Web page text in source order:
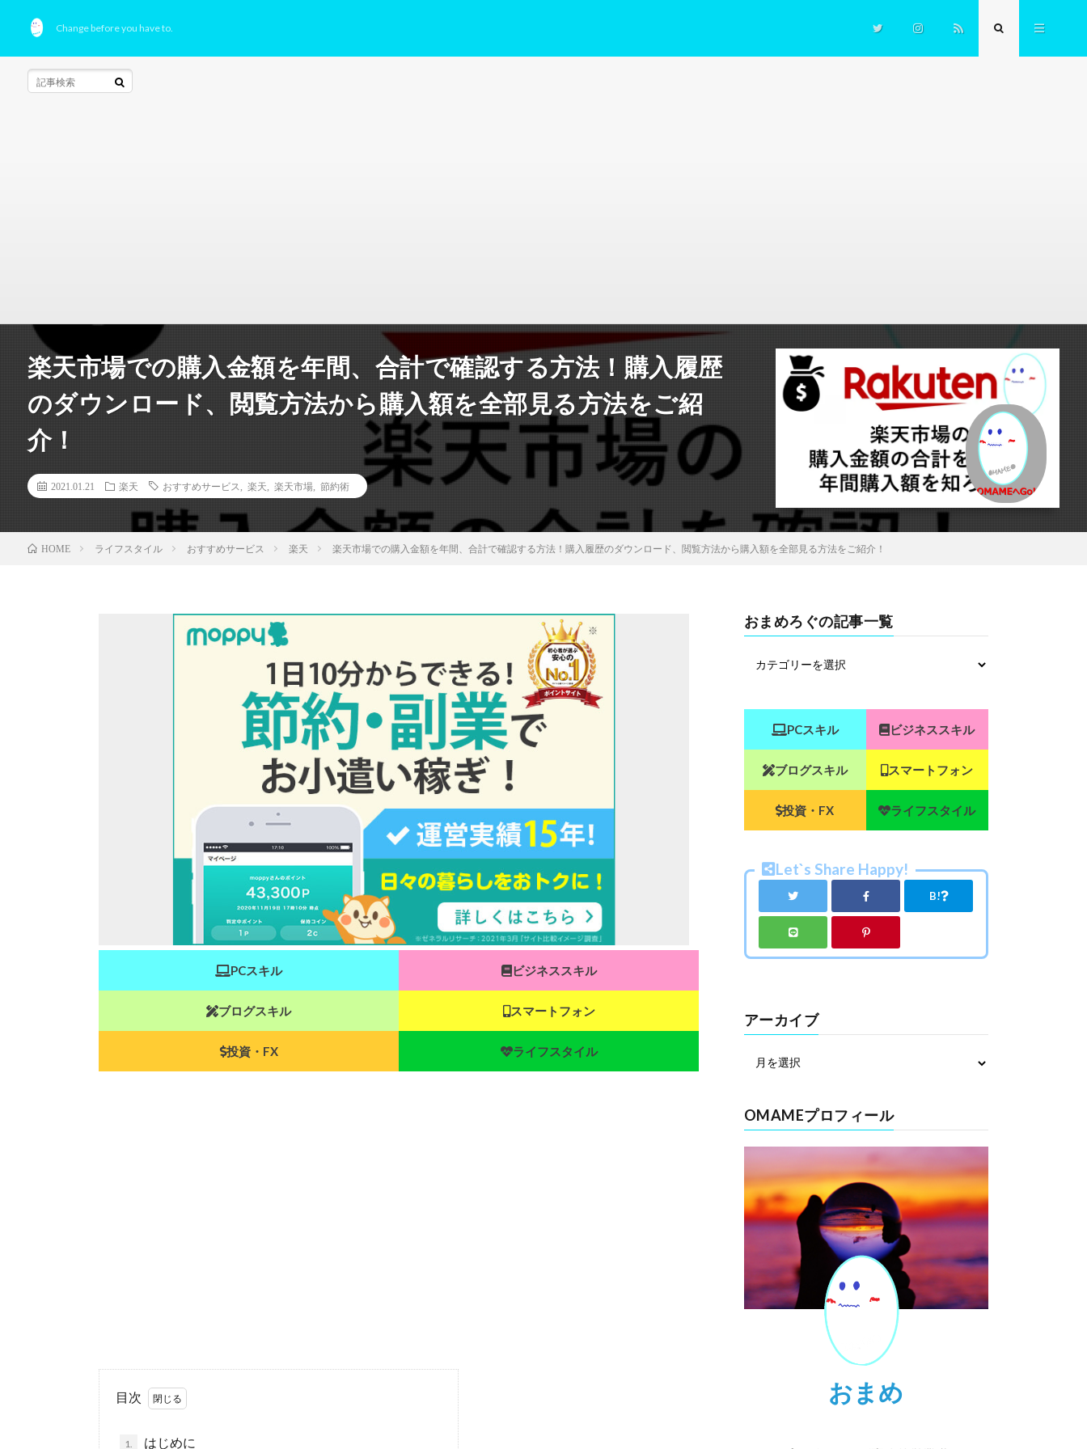
Change before you have to.
楽天市場での購入金額を年間、合計で確認する方法！購入履歴
のダウンロード、閲覧方法から購入額を全部見る方法をご紹
介！
2021.01.21 楽天 おすすめサービス 楽天 楽天市場, 節約術
HOME ライフスタイル おすすめサービス 楽天 楽天市場での購入金額を年間、合計で確認する方法！購入履歴のダウンロード、閲覧方法から購入額を全部見る方法をご紹介！
PCスキル ビジネススキル
ブログスキル スマートフォン
投資・FX ライフスタイル
目次
1. はじめに
おまめろぐの記事一覧
PCスキル ビジネススキル
ブログスキル スマートフォン
投資・FX ライフスタイル
Let`s Share Happy!
B!
アーカイブ
OMAMEプロフィール
おまめ